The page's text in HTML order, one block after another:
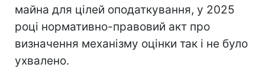
майна для цілей оподаткування, у 2025
році нормативно-правовий акт про
визначення механізму оцінки так і не було
ухвалено.